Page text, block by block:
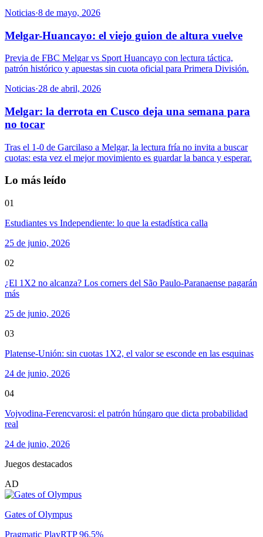
Noticias·8 de mayo, 2026
Melgar-Huancayo: el viejo guion de altura vuelve
Previa de FBC Melgar vs Sport Huancayo con lectura táctica,
patrón histórico y apuestas sin cuota oficial para Primera División.
Noticias·28 de abril, 2026
Melgar: la derrota en Cusco deja una semana para
no tocar
Tras el 1-0 de Garcilaso a Melgar, la lectura fría no invita a buscar
cuotas: esta vez el mejor movimiento es guardar la banca y esperar.
Lo más leído
01
Estudiantes vs Independiente: lo que la estadística calla
25 de junio, 2026
02
¿El 1X2 no alcanza? Los corners del São Paulo-Paranaense pagarán
más
25 de junio, 2026
03
Platense-Unión: sin cuotas 1X2, el valor se esconde en las esquinas
24 de junio, 2026
04
Vojvodina-Ferencvarosi: el patrón húngaro que dicta probabilidad
real
24 de junio, 2026
Juegos destacados
AD
Gates of Olympus
Pragmatic PlayRTP96.5%